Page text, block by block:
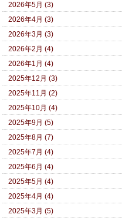
2026年5月 (3)
2026年4月 (3)
2026年3月 (3)
2026年2月 (4)
2026年1月 (4)
2025年12月 (3)
2025年11月 (2)
2025年10月 (4)
2025年9月 (5)
2025年8月 (7)
2025年7月 (4)
2025年6月 (4)
2025年5月 (4)
2025年4月 (4)
2025年3月 (5)